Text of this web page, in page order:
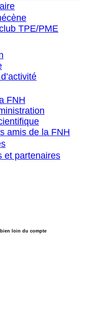
TPE/PME
FNH
amis de la FNH
et partenaires
loin du compte